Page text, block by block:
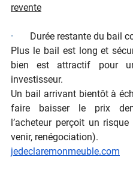
revente
·
Durée restante du bail
Plus le bail est long et
bien est attractif pour
investisseur.
Un bail arrivant bientôt à
faire baisser le prix
l’acheteur perçoit un
venir, renégociation).
jedeclaremonmeuble.com